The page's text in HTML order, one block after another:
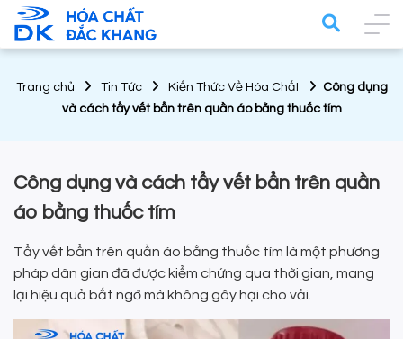
Trang chủ Tin Tức Kiến Thức Về Hóa Chất
Công dụng
và cách tẩy vết bẩn trên quần áo bằng thuốc tím
Công dụng và cách tẩy vết bẩn trên quần
áo bằng thuốc tím
Tẩy vết bẩn trên quần áo bằng thuốc tím là một phương
pháp dân gian đã được kiểm chứng qua thời gian, mang
lại hiệu quả bất ngờ mà không gây hại cho vải.